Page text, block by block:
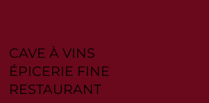
CAVE À VINS
ÉPICERIE FINE
RESTAURANT